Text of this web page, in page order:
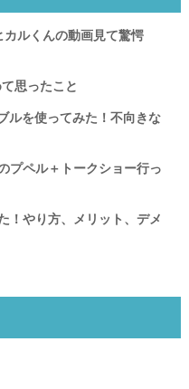
ルくんの動画見て驚愕
思ったこと
ルを使ってみた！不向きな
プペル＋トークショー行っ
！やり方、メリット、デメ